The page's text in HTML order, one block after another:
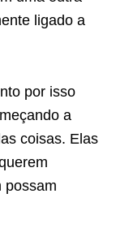
ligado a
por isso
a
coisas. Elas
possam